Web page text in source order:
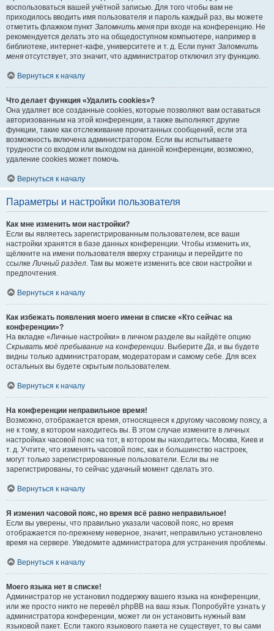
воспользоваться вашей учётной записью. Для того чтобы вам не
приходилось вводить имя пользователя и пароль каждый раз, вы можете
отметить флажком пункт Запомнить меня при входе на конференцию. Не
рекомендуется делать это на общедоступном компьютере, например в
библиотеке, интернет-кафе, университете и т. д. Если пункт Запомнить
меня отсутствует, это значит, что администратор отключил эту функцию.
Вернуться к началу
Что делает функция «Удалить cookies»?
Она удаляет все созданные cookies, которые позволяют вам оставаться
авторизованным на этой конференции, а также выполняют другие
функции, такие как отслеживание прочитанных сообщений, если эта
возможность включена администратором. Если вы испытываете
трудности со входом или выходом на данной конференции, возможно,
удаление cookies может помочь.
Вернуться к началу
Параметры и настройки пользователя
Как мне изменить мои настройки?
Если вы являетесь зарегистрированным пользователем, все ваши
настройки хранятся в базе данных конференции. Чтобы изменить их,
щёлкните на имени пользователя вверху страницы и перейдите по
ссылкеЛичный раздел. Там вы можете изменить все свои настройки и
предпочтения.
Вернуться к началу
Как избежать появления моего имени в списке «Кто сейчас на
конференции»?
На вкладке «Личные настройки» в личном разделе вы найдёте опцию
Скрывать моё пребывание на конференции. ВыберитеДа, и вы будете
видны только администраторам, модераторам и самому себе. Для всех
остальных вы будете скрытым пользователем.
Вернуться к началу
На конференции неправильное время!
Возможно, отображается время, относящееся к другому часовому поясу, а
не к тому, в котором находитесь вы. В этом случае измените в личных
настройках часовой пояс на тот, в котором вы находитесь: Москва, Киев и
т. д. Учтите, что изменять часовой пояс, как и большинство настроек,
могут только зарегистрированные пользователи. Если вы не
зарегистрированы, то сейчас удачный момент сделать это.
Вернуться к началу
Я изменил часовой пояс, но время всё равно неправильное!
Если вы уверены, что правильно указали часовой пояс, но время
отображается по-прежнему неверное, значит, неправильно установлено
время на сервере. Уведомите администратора для устранения проблемы.
Вернуться к началу
Моего языка нет в списке!
Администратор не установил поддержку вашего языка на конференции,
или же просто никто не перевёл phpBB на ваш язык. Попробуйте узнать у
администратора конференции, может ли он установить нужный вам
языковой пакет. Если такого языкового пакета не существует, то вы сами